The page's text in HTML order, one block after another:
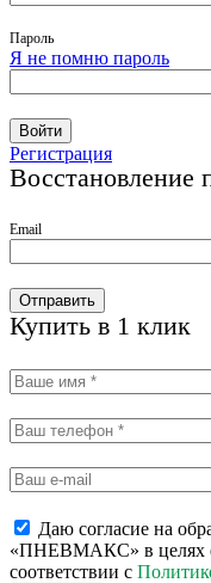
Пароль
Я не помню пароль
Войти
Регистрация
Восстановление
Email
Отправить
Купить в 1 клик
Даю согласие на
«ПНЕВМАКС» в целях
соответствии с